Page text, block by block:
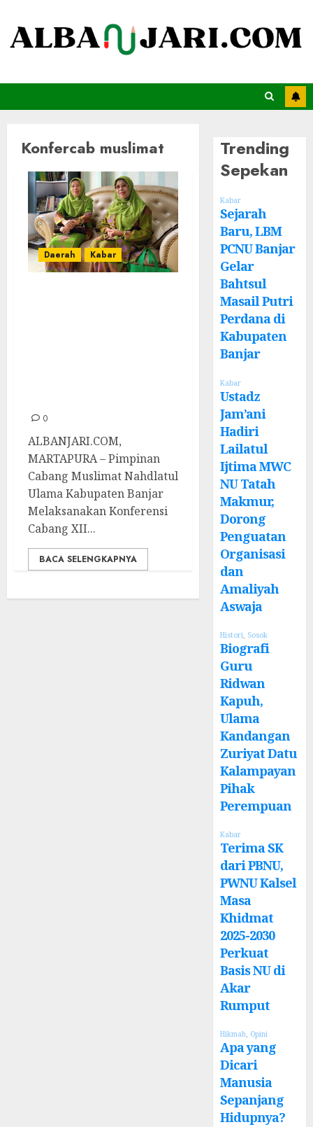
Konfercab muslimat
Daerah Kabar
0
ALBANJARI.COM,
MARTAPURA – Pimpinan
Cabang Muslimat Nahdlatul
Ulama Kabupaten Banjar
Melaksanakan Konferensi
Cabang XII...
BACA SELENGKAPNYA
Trending
Sepekan
Kabar
Sejarah
Baru, LBM
PCNU Banjar
Gelar
Bahtsul
Masail Putri
Perdana di
Kabupaten
Banjar
Kabar
Ustadz
Jam’ani
Hadiri
Lailatul
Ijtima MWC
NU Tatah
Makmur,
Dorong
Penguatan
Organisasi
dan
Amaliyah
Aswaja
Histori Sosok
Biografi
Guru
Ridwan
Kapuh,
Ulama
Kandangan
Zuriyat Datu
Kalampayan
Pihak
Perempuan
Kabar
Terima SK
dari PBNU,
PWNU Kalsel
Masa
Khidmat
2025-2030
Perkuat
Basis NU di
Akar
Rumput
Hikmah, Opini
Apa yang
Dicari
Manusia
Sepanjang
Hidupnya?